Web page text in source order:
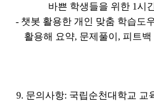
바쁜 학생들을 위한 1시
- 챗봇 활용한 개인 맞춤 학습도
활용해 요약, 문제풀이, 피트
9. 문의사항: 국립순천대학교 교